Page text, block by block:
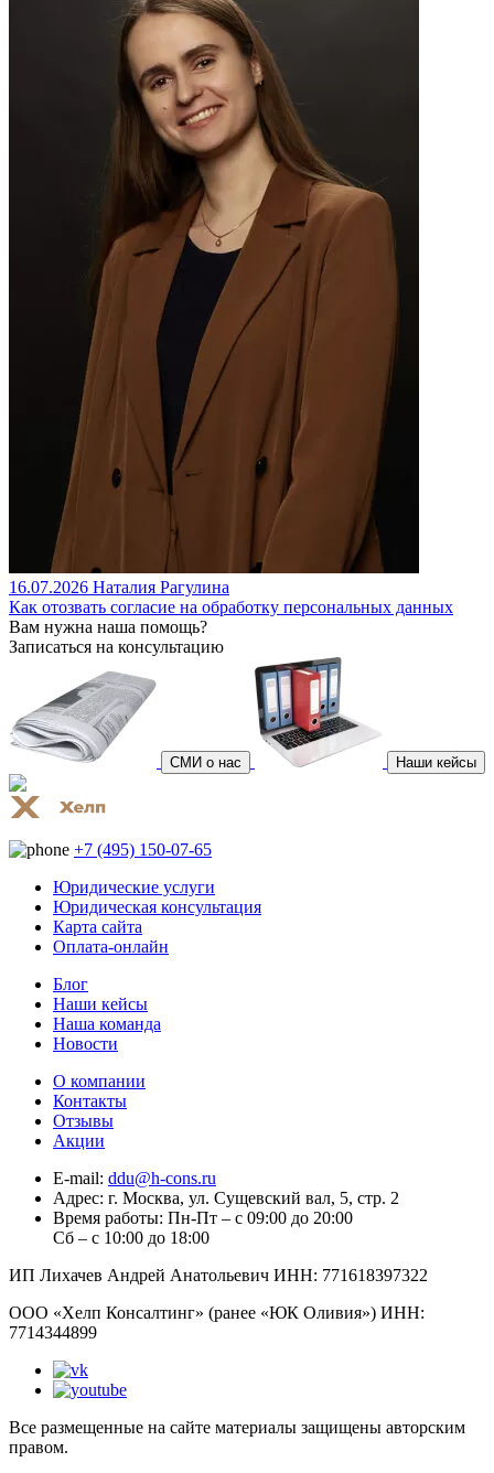
16.07.2026 Наталия Рагулина
Как отозвать согласие на обработку персональных данных
Вам нужна наша помощь?
Записаться на консультацию
СМИ о нас Наши кейсы
+7 (495) 150-07-65
Юридические услуги
Юридическая консультация
Карта сайта
Оплата-онлайн
Блог
Наши кейсы
Наша команда
Новости
О компании
Контакты
Отзывы
Акции
E-mail: ddu@h-cons.ru
Адрес: г. Москва, ул. Сущевский вал, 5, стр. 2
Время работы: Пн-Пт – с 09:00 до 20:00
Сб – с 10:00 до 18:00
ИП Лихачев Андрей Анатольевич ИНН: 771618397322
ООО «Хелп Консалтинг» (ранее «ЮК Оливия») ИНН:
7714344899
Все размещенные на сайте материалы защищены авторским
правом.